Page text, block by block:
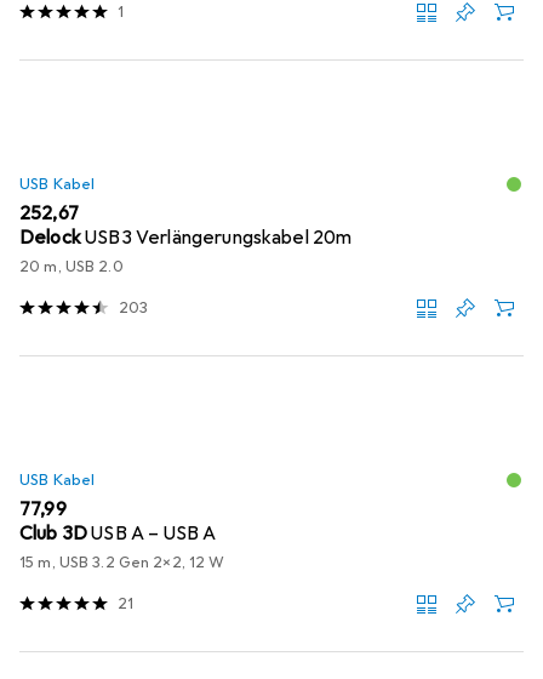
1
USB Kabel
EUR
252,67
DelockUSB3 Verlängerungskabel 20m
20 m, USB 2.0
203
USB Kabel
EUR
77,99
Club 3DUSB A – USB A
15 m, USB 3.2 Gen 2x2, 12 W
21